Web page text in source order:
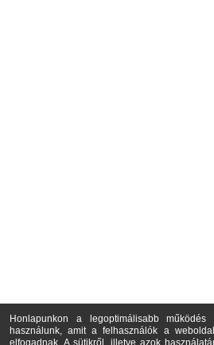
Honlapunkon a legoptimálisabb működés
használunk, amit a felhasználók a